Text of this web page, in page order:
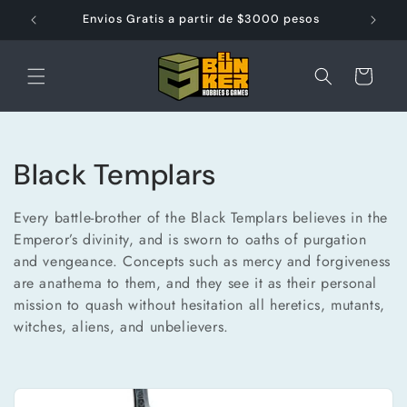
directamente
al contenido
Envios Gratis a partir de $3000 pesos
Carrito
C
o
l
e
c
i
Black Templars
Every battle-brother of the Black Templars believes in the
Emperor’s divinity, and is sworn to oaths of purgation
and vengeance. Concepts such as mercy and forgiveness
are anathema to them, and they see it as their personal
mission to quash without hesitation all heretics, mutants,
witches, aliens, and unbelievers.